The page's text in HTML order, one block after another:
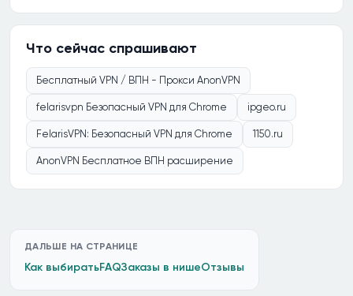
Что сейчас спрашивают
Бесплатный VPN / ВПН - Прокси AnonVPN
felarisvpn Безопасный VPN для Chrome ipgeo.ru
FelarisVPN: Безопасный VPN для Chrome 1150.ru
AnonVPN Бесплатное ВПН расширение
ДАЛЬШЕ НА СТРАНИЦЕ
Как выбиратьFAQЗаказы в нишеОтзывы